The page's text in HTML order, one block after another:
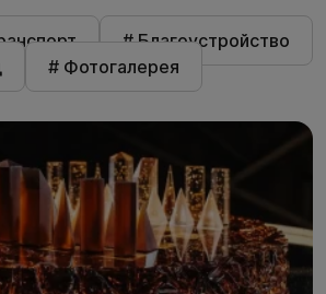
# Благоустройство
# Фотогалерея